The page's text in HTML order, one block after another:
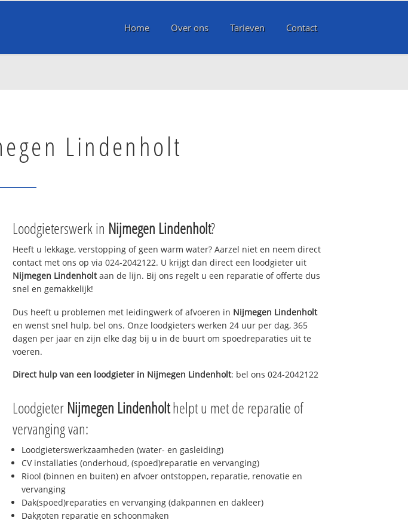
Home Over ons Tarieven Contact
Lindenholt
Loodgieterswerk in Nijmegen Lindenholt?
Heeft u lekkage, verstopping of geen warm water? Aarzel niet en neem direct
contact met ons op via 024-2042122. U krijgt dan direct een loodgieter uit
Nijmegen Lindenholtaan de lijn. Bij ons regelt u een reparatie of offerte dus
snel en gemakkelijk!
Dus heeft u problemen met leidingwerk of afvoeren in Nijmegen Lindenholt
en wenst snel hulp, bel ons. Onze loodgieters werken 24 uur per dag, 365
dagen per jaar en zijn elke dag bij u in de buurt om spoedreparaties uit te
voeren.
Direct hulp van een loodgieter in Nijmegen Lindenholt: bel ons 024-2042122
Loodgieter Nijmegen Lindenholthelpt u met de reparatie of
vervanging van:
Loodgieterswerkzaamheden (water- en gasleiding)
CV installaties (onderhoud, (spoed)reparatie en vervanging)
Riool (binnen en buiten) en afvoer ontstoppen, reparatie, renovatie en
vervanging
Dak(spoed)reparaties en vervanging (dakpannen en dakleer)
Dakgoten reparatie en schoonmaken